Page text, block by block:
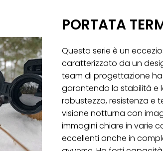
PORTATA
Questa serie è un
caratterizzato da un
team di progettazione ha
garantendo la stabilità e
robustezza, resistenza e
visione notturna con
immagini chiare in varie
eccellenti anche in